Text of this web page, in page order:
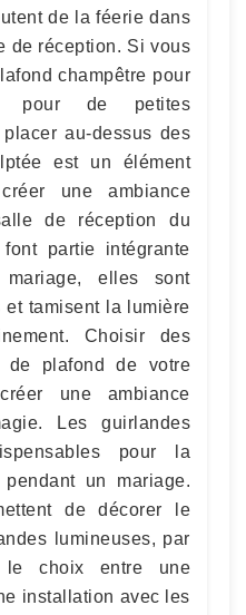
de la féerie dans
de réception. Si vous
champêtre pour
pour de petites
au-dessus des
est un élément
une ambiance
de réception du
partie intégrante
mariage, elles sont
et tamisent la lumière
Choisir des
de plafond de votre
une ambiance
Les guirlandes
pour la
un mariage.
de décorer le
lumineuses, par
le choix entre une
installation avec les